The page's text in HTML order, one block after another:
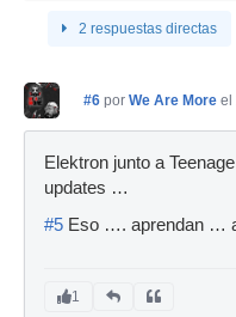
2 respuestas directas
#6 por We Are More el
Elektron junto a
updates …
#5 Eso …. aprendan …
1